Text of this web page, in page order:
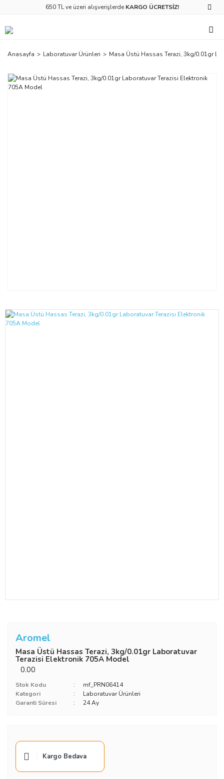
650 TL ve üzeri alışverişlerde KARGO ÜCRETSİZ!
Anasayfa Laboratuvar Ürünleri Masa Üstü Hassas Terazi, 3kg/0.01gr
Aromel
Masa Üstü Hassas Terazi, 3kg/0.01gr Laboratuvar
Terazisi Elektronik 705A Model
0.00
Stok Kodu
mf_PRN06414
Kategori
Laboratuvar Ürünleri
Garanti Süresi
24 Ay
Kargo Bedava